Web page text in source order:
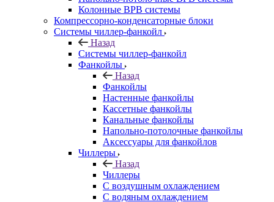
Колонные ВРВ системы
Компрессорно-конденсаторные блоки
Системы чиллер-фанкойл
Назад
Системы чиллер-фанкойл
Фанкойлы
Назад
Фанкойлы
Настенные фанкойлы
Кассетные фанкойлы
Канальные фанкойлы
Напольно-потолочные фанкойлы
Аксессуары для фанкойлов
Чиллеры
Назад
Чиллеры
С воздушным охлаждением
С водяным охлаждением